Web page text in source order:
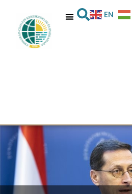
EN